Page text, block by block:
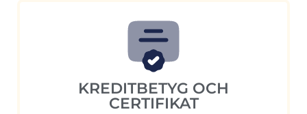
KREDITBETYG OCH
CERTIFIKAT